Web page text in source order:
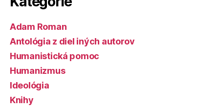
Adam Roman
Antológia z diel iných autorov
Humanistická pomoc
Humanizmus
Ideológia
Knihy